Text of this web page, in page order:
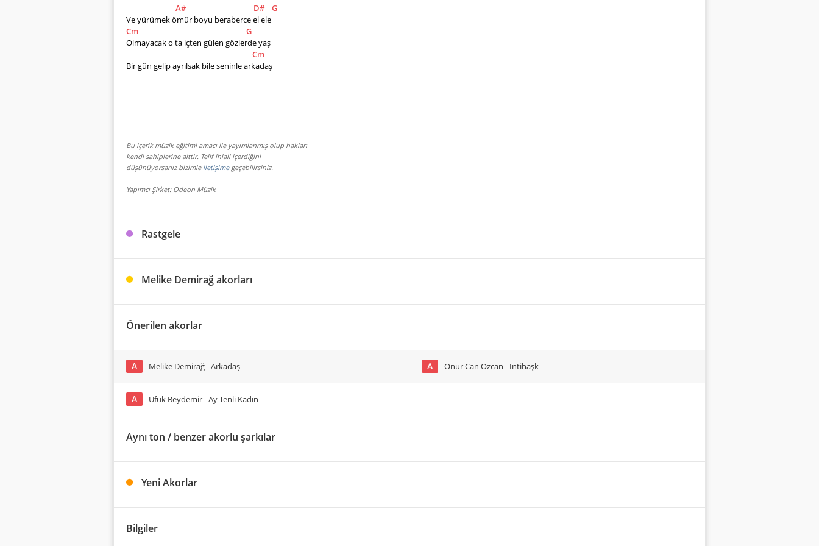
A#
D#
G
Ve yürümek ömür boyu beraberce el ele
Cm
G
Olmayacak o ta içten gülen gözlerde yaş
Cm
Bir gün gelip ayrılsak bile seninle arkadaş
Bu içerik müzik eğitimi amacı ile yayımlanmış olup hakları
kendi sahiplerine aittir. Telif ihlali içerdiğini
düşünüyorsanız bizimle iletişimegeçebilirsiniz.
Yapımcı Şirket: Odeon Müzik
Rastgele
Melike Demirağ akorları
Önerilen akorlar
A Melike Demirağ - Arkadaş
A Ufuk Beydemir - Ay Tenli Kadın
A Onur Can Özcan - İntihaşk
Aynı ton / benzer akorlu şarkılar
Yeni Akorlar
Bilgiler